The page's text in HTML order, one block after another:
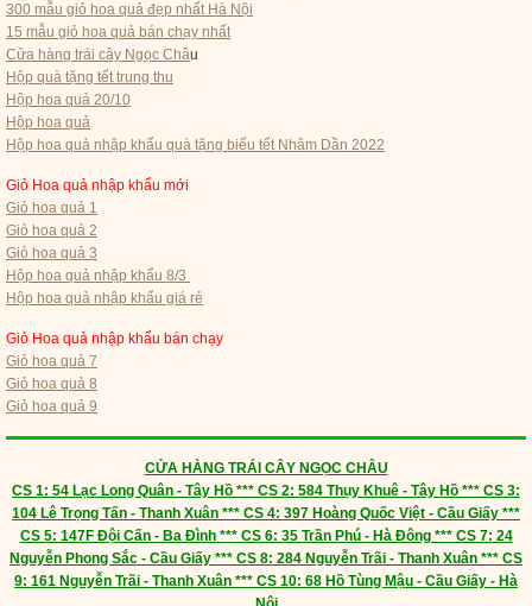
300 mẫu giỏ hoa quả đẹp nhất Hà Nội
15 mẫu giỏ hoa quả bán chạy nhất
Cửa hàng trái cây Ngọc Châu
Hộp quà tặng tết trung thu
Hộp hoa quả 20/10
Hộp hoa quả
Hộp hoa quả nhập khẩu quà tặng biếu tết Nhâm Dần 2022
Giỏ Hoa quả nhập khẩu mới
Giỏ hoa quả 1
Giỏ hoa quả 2
Giỏ hoa quả 3
Hộp hoa quả nhập khẩu 8/3
Hộp hoa quả nhập khẩu giá rẻ
Giỏ Hoa quả nhập khẩu bán chạy
Giỏ hoa quả 7
Giỏ hoa quả 8
Giỏ hoa quả 9
CỬA HÀNG TRÁI CÂY NGỌC CHÂU
CS 1: 54 Lạc Long Quân - Tây Hồ *** CS 2: 584 Thụy Khuê - Tây Hồ *** CS 3:
104 Lê Trọng Tấn - Thanh Xuân *** CS 4: 397 Hoàng Quốc Việt - Cầu Giấy ***
CS 5: 147F Đội Cấn - Ba Đình *** CS 6: 35 Trần Phú - Hà Đông *** CS 7: 24
Nguyễn Phong Sắc - Cầu Giấy *** CS 8: 284 Nguyễn Trãi - Thanh Xuân *** CS
9: 161 Nguyễn Trãi - Thanh Xuân *** CS 10: 68 Hồ Tùng Mậu - Cầu Giấy - Hà